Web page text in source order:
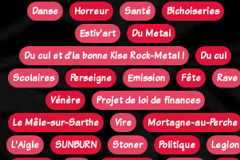
Danse
Horreur Santé
Bichoiseries
Estiv'art
Du Metal
Du cul et d'la bonne Kise Rock-Metal !
Du cul
Scolaires
Perseigne Emission Fête
Rave
Vénère
Projet de loi de finances
Le Mêle-sur-Sarthe
Vire
Mortagne-au-Perche
L'Aigle
SUNBURN Stoner Politique
Legion